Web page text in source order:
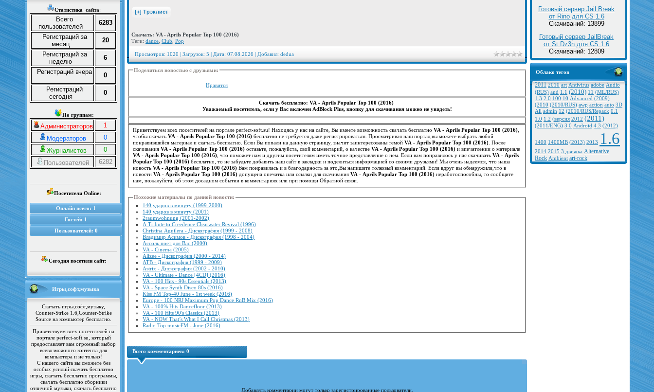
Статистика сайта:
Всего
пользователей
6283
Регистраций за
месяц
20
Регистраций за
неделю
6
Регистраций вчера
0
Регистраций
сегодня
0
По группам:
Администраторов
1
Модераторов
0
Журналистов
0
Пользователей
6282
Посетители Online:
Онлайн всего: 1
Гостей: 1
Пользователей: 0
Сегодня посетили сайт:
Игры,софт,музыка
Скачать игры,софт,музыку,
Counter-Strike 1.6,Counter-Strike
Source на компьютер бесплатно.
Приветствуем всех посетителей на
портале perfect-soft.su, который
предоставляет вам огромный выбор
всевозможного контента для
компьютера и не только!
С нашего сайта вы сможете без
особых усилий скачать бесплатно
игры, скачать бесплатно программы,
скачать бесплатно сборники
отличной музыки, скачать бесплатно
Готовый сервер Jail Break
от Rino для CS 1.6
Скачиваний: 13899
Готовый сервер JailBreak
от St.Dz3n для CS 1.6
Скачиваний: 12809
Облако тегов
2011 2010 art Antivirus adobe Audio
(RUS) and 1.1 (2010) 11 (ML/RUS)
1.3 2.0 100 10 Advanced (2009)
(2010 (2010/RUS) awp action auto 3D
All admin 12 (2010/RUS/Repack 0.1
1.0 1.2 (версия 2012 (2011)
(2011/ENG) 3.0 Android 4.3 (2012)
1400 1400MB (2013) 2013 1.6
2014 2015 3 движка Alternative
Rock Ambient art-rock
Скачать: VA - Aprils Popular Top 100 (2016)
Теги: dance Club Pop
Просмотров: 1020 | Загрузок: 5 | Дата: 07.08.2026 | Добавил: dedua
Поделиться новостью с друзьями:
Нравится
Скачать бесплатно: VA - Aprils Popular Top 100 (2016)
Уважаемый посетитель, если у Вас включен AdBlock Plus, кнопку для скачивания можно не увидеть!
Приветствуем всех посетителей на портале perfect-soft.su! Находясь у нас на сайте, Вы имеете возможность скачать бесплатноVA - Aprils Popular Top 100 (2016)
чтобы скачатьVA - Aprils Popular Top 100 (2016) бесплатно не требуется даже регистрироваться. Просматривая наш портал,вы можете выбрать любой
понравившийся материал и скачать бесплатно. Если Вы попали на данную страницу, значит заинтересованы темойVA - Aprils Popular Top 100 (2016) . После
скачиванияVA - Aprils Popular Top 100 (2016) оставьте, пожалуйста, свой комментарий, о качествеVA - Aprils Popular Top 100 (2016) и впечатлении о материале
VA - Aprils Popular Top 100 (2016)
, что поможет нам и другим посетителям иметь точное представление о нем. Если вам понравилось у нас скачиватьVA - Aprils
Popular Top 100 (2016) бесплатно, то не забудьте добавить наш сайт в закладки и поделиться информацией со своими друзьями! Мы очень надеемся, что наша
новостьVA - Aprils Popular Top 100 (2016) Вам понравилась и в благодарность за это,Вы напишите толковый комментарий. Если вдруг вы обнаружили,что в
новостиVA - Aprils Popular Top 100 (2016) допущена опечатка или ссылки для скачиванияVA - Aprils Popular Top 100 (2016) неработоспособны, то сообщите
нам, пожалуйста, об этом досадном событии в комментариях или при помощи Обратной связи.
Похожие материалы по данной новости:
140 ударов в минуту (1999-2000)
140 ударов в минуту (2001)
2raumwohnung (2001-2002)
A Tribute to Creedence Clearwater Revival (1996)
Christina Aguilera - Дискография (1999 - 2008)
Владимир Асимов - Дискография (1998 - 2004)
Ассоль поет для Вас (2000)
VA - Cinema (2005)
Alizee - Дискография (2000 - 2014)
ATB - Дискография (1999 - 2009)
Astrix - Дискография (2002 - 2010)
VA - Ultimate - Dance [4CD] (2016)
VA - 100 Hits - 90s Essentials (2013)
VA - Space Synth Disco 80s (2016)
Kiss FM Top-40 June - 1st week (2016)
Europe - 100 NRJ Maximum Pop Dance RnB Mix (2016)
VA - 100% Hits Dancefloor (2013)
VA - 100 Hits 90's Classics (2013)
VA - NOW That’s What I Call Christmas (2013)
Radio Top musicFM - June (2016)
Всего комментариев: 0
Добавлять комментарии могут только зарегистрированные пользователи.